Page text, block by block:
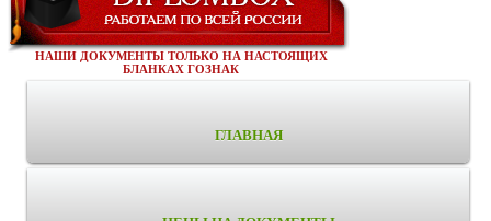
НАШИ ДОКУМЕНТЫ ТОЛЬКО НА НАСТОЯЩИХ
БЛАНКАХ ГОЗНАК
ГЛАВНАЯ